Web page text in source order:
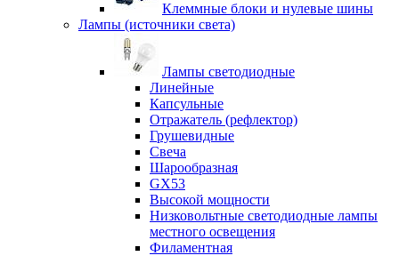
Клеммные блоки и нулевые шины
Лампы (источники света)
Лампы светодиодные
Линейные
Капсульные
Отражатель (рефлектор)
Грушевидные
Свеча
Шарообразная
GX53
Высокой мощности
Низковольтные светодиодные лампы
местного освещения
Филаментная